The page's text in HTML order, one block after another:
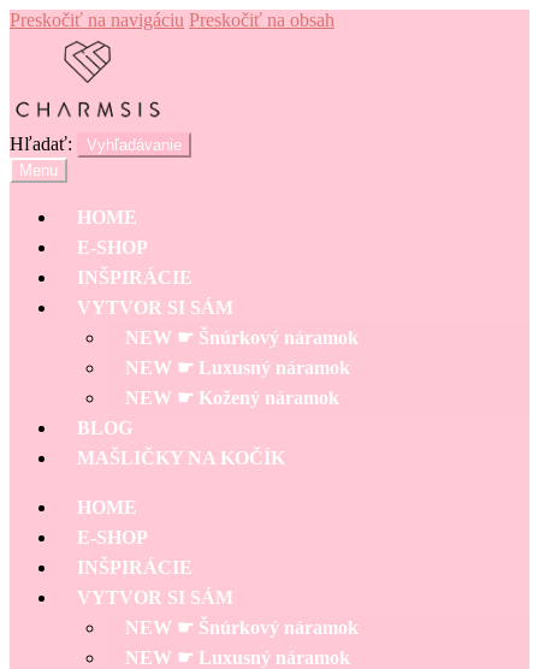
Preskočiť na navigáciu Preskočiť na obsah
Hľadať:
Vyhľadávanie
Menu
HOME
E-SHOP
INŠPIRÁCIE
VYTVOR SI SÁM
NEW ☛ Šnúrkový náramok
NEW ☛ Luxusný náramok
NEW ☛ Kožený náramok
BLOG
MAŠLIČKY NA KOČÍK
HOME
E-SHOP
INŠPIRÁCIE
VYTVOR SI SÁM
NEW ☛ Šnúrkový náramok
NEW ☛ Luxusný náramok